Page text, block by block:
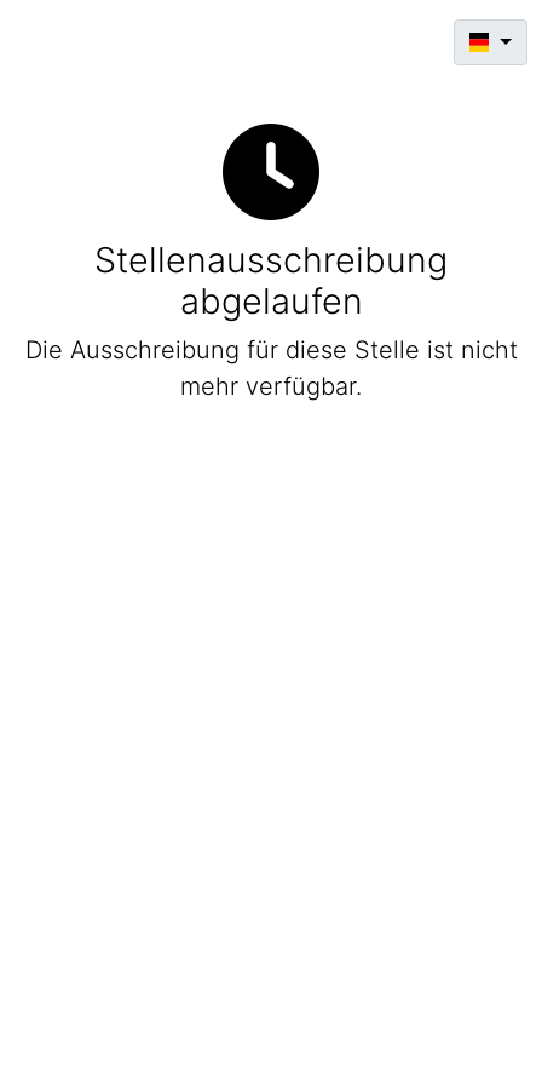
Stellenausschreibung
abgelaufen
Die Ausschreibung für diese Stelle ist nicht
mehr verfügbar.